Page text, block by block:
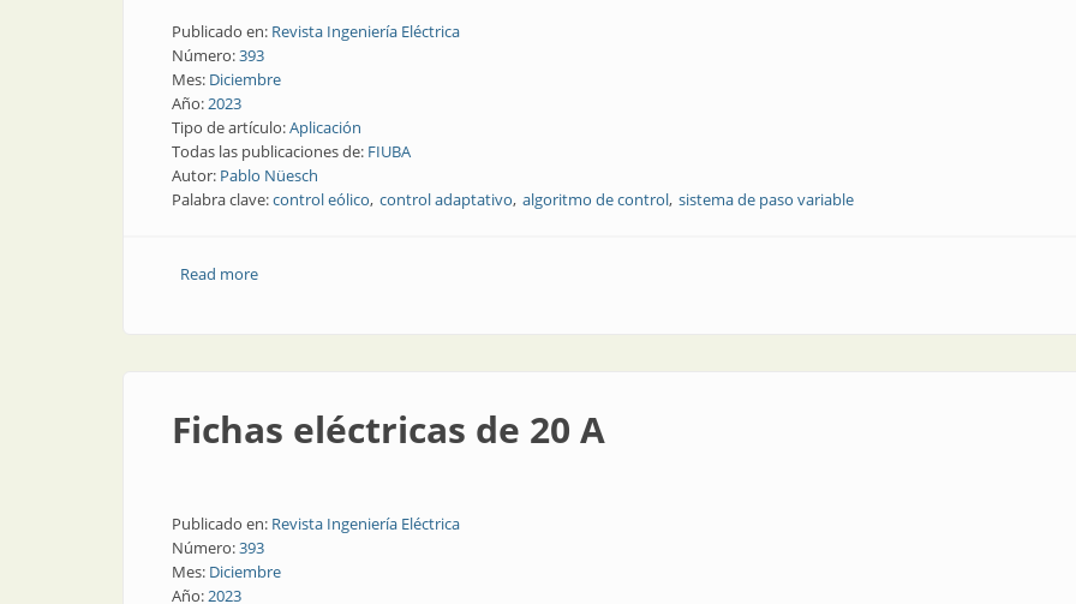
Publicado en: Revista Ingeniería Eléctrica
Número:393
Mes: Diciembre
Año:2023
Tipo de artículo:Aplicación
Todas las publicaciones de: FIUBA
Autor: Pablo Nüesch
Palabra clave:control eólico control adaptativo algoritmo de control sistema de paso variable
Read moreabout Sistema de control pitch y comunicación con OPC DA Server
Fichas eléctricas de 20 A
Publicado en: Revista Ingeniería Eléctrica
Número:393
Mes: Diciembre
Año:2023